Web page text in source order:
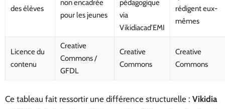
des élèves
non encadrée
pour les jeunes
pédagogique
via
Vikidiacad’EMI
rédigent eux-
mêmes
Licence du
contenu
Creative
Commons /
GFDL
Creative
Commons
Creative
Commons
Ce tableau fait ressortir une différence structurelle : Vikidia